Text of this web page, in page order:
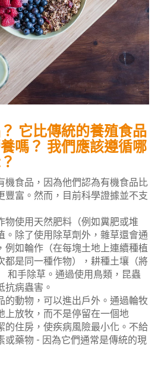
它比傳統的養殖食品
嗎？ 我們應該遵循哪
機食品，因為他們認為有機食品比
豐富。然而，目前科學證據並不支
物使用天然肥料（例如糞肥或堆
。除了使用除草劑外，雜草還會通
例如輪作（在每塊土地上連續種植
都是同一種作物），耕種土壤（將
和手除草。通過使用鳥類，昆蟲
抗病蟲害。
的動物，可以進出戶外。通過輪牧
上放牧，而不是停留在一個地
的住房，使疾病風險最小化。不給
或藥物 - 因為它們通常是傳統的現